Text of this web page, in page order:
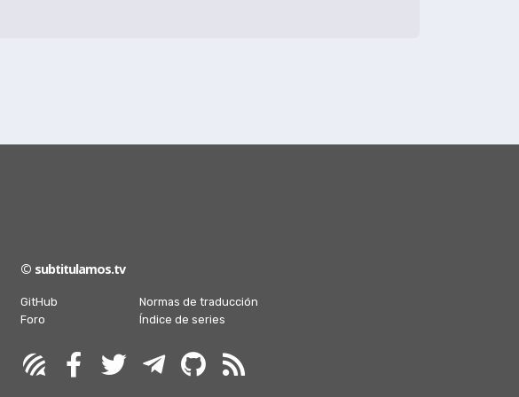
© subtitulamos.tv
GitHub
Normas de traducción
Foro
Índice de series